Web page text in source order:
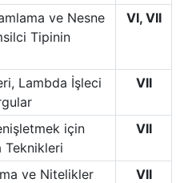
ve Nesne
Tipinin
VI, VII
Lambda İşleci
VII
için
Teknikleri
VII
ve Nitelikler
VII